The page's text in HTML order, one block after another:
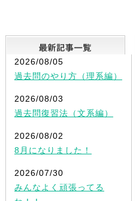
2026/08/05
過去問のやり方（理系編）
2026/08/03
過去問復習法（文系編）
2026/08/02
8月になりました！
2026/07/30
みんなよく頑張ってる